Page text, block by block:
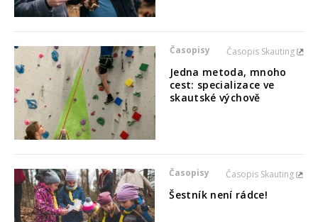
Časopisy Časopis Skauting
Jedna metoda, mnoho
cest: specializace ve
skautské výchově
Časopisy Časopis Skauting
Šestník není rádce!